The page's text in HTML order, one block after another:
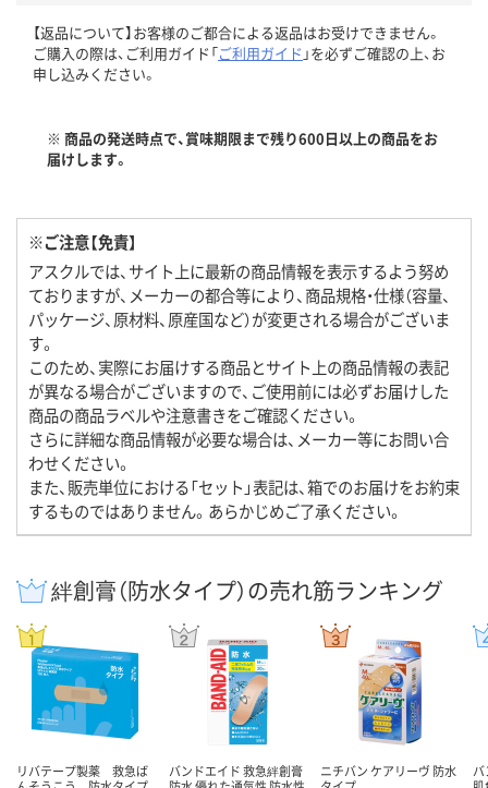
【返品について】お客様のご都合による返品はお受けできません。
ご購入の際は、ご利用ガイド「ご利用ガイド 」を必ずご確認の上、お
申し込みください。
※ 商品の発送時点で、賞味期限まで残り600日以上の商品をお
届けします。
※ご注意【免責】
アスクルでは、サイト上に最新の商品情報を表示するよう努め
ておりますが、メーカーの都合等により、商品規格・仕様（容量、
パッケージ、原材料、原産国など）が変更される場合がございま
す。
このため、実際にお届けする商品とサイト上の商品情報の表記
が異なる場合がございますので、ご使用前には必ずお届けした
商品の商品ラベルや注意書きをご確認ください。
さらに詳細な商品情報が必要な場合は、メーカー等にお問い合
わせください。
また、販売単位における「セット」表記は、箱でのお届けをお約束
するものではありません。あらかじめご了承ください。
絆創膏（防水タイプ）の売れ筋ランキング
リバテープ製薬 救急ば
バンドエイド 救急絆創膏
ニチバン ケアリーヴ 防水